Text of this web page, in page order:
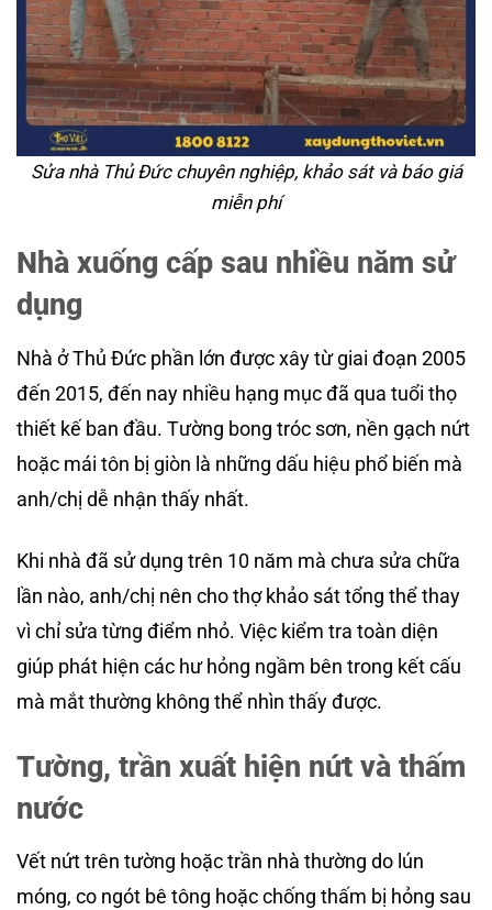
Sửa nhà Thủ Đức chuyên nghiệp, khảo sát và báo giá
miễn phí
Nhà xuống cấp sau nhiều năm sử
dụng
Nhà ở Thủ Đức phần lớn được xây từ giai đoạn 2005
đến 2015, đến nay nhiều hạng mục đã qua tuổi thọ
thiết kế ban đầu. Tường bong tróc sơn, nền gạch nứt
hoặc mái tôn bị giòn là những dấu hiệu phổ biến mà
anh/chị dễ nhận thấy nhất.
Khi nhà đã sử dụng trên 10 năm mà chưa sửa chữa
lần nào, anh/chị nên cho thợ khảo sát tổng thể thay
vì chỉ sửa từng điểm nhỏ. Việc kiểm tra toàn diện
giúp phát hiện các hư hỏng ngầm bên trong kết cấu
mà mắt thường không thể nhìn thấy được.
Tường, trần xuất hiện nứt và thấm
nước
Vết nứt trên tường hoặc trần nhà thường do lún
móng, co ngót bê tông hoặc chống thấm bị hỏng sau